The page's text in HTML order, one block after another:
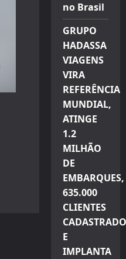
no Brasil
GRUPO
HADASSA
VIAGENS
VIRA
REFERÊNCIA
MUNDIAL,
ATINGE
1.2
MILHÃO
DE
EMBARQUES,
635.000
CLIENTES
E
IMPLANTA